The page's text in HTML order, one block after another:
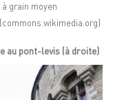
grain moyen
au pont-levis (à droite)